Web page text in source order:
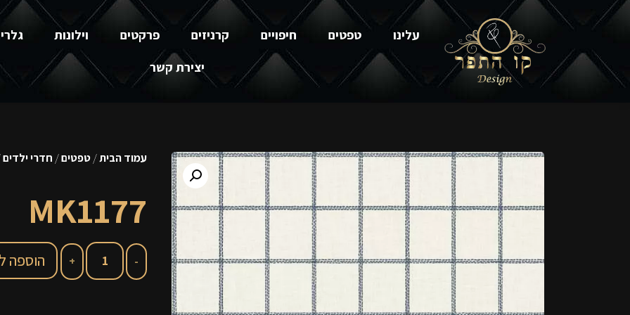
עלינו טפטים חיפויים קרניזים פרקטים וילונות
יצירת קשר
עמוד הבית/טפטים/ חדרי ילדים
MK1177
הוספה